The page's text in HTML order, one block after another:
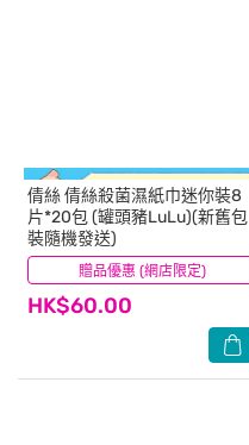
贈品優惠 (網店限定)
倩絲倩絲殺菌濕紙巾迷你裝8
片*20包 (罐頭豬LuLu)(新舊包
裝隨機發送)
HK$60.00
(40)